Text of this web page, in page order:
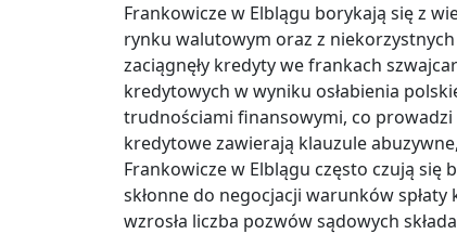
Frankowicze w Elblągu borykają się z
rynku walutowym oraz z
zaciągnęły kredyty we frankach
kredytowych w wyniku osłabienia
trudnościami finansowymi, co
kredytowe zawierają klauzule
Frankowicze w Elblągu często czują
skłonne do negocjacji warunków
wzrosła liczba pozwów sądowych